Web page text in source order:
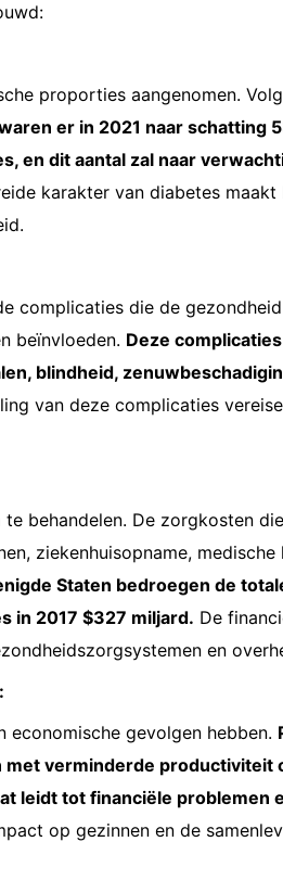
proporties aangenomen.
er in 2021 naar schatting
en dit aantal zal naar
karakter van diabetes
complicaties die de
beïnvloeden. Deze
blindheid,
van deze complicaties
behandelen. De zorgkosten
ziekenhuisopname, medische
Staten bedroegen de
in 2017 $327 miljard. De
en
economische gevolgen hebben.
verminderde productiviteit
leidt tot financiële problemen
op gezinnen en de